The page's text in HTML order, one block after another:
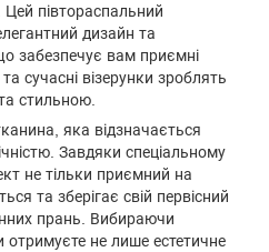
Цей півтораспальний
дизайн та
забезпечує вам приємні
сучасні візерунки зроблять
стильною.
яка відзначається
Завдяки спеціальному
не тільки приємний на
та зберігає свій первісний
прань. Вибираючи
не лише естетичне